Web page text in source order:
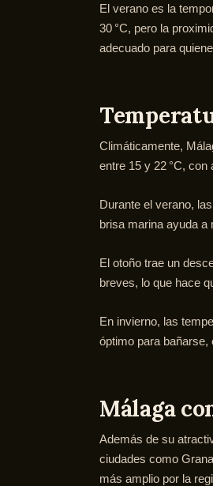
El verano es la
30 °C, pero la
adecuado para
Climáticamente,
entre 15 y 22 °C,
Durante el verano,
brisa marina ayuda a
El otoño trae un
breves, lo que hace
En invierno, las
óptimo para bañarse,
Málaga
Además de su
ciudades como
más amplio por la